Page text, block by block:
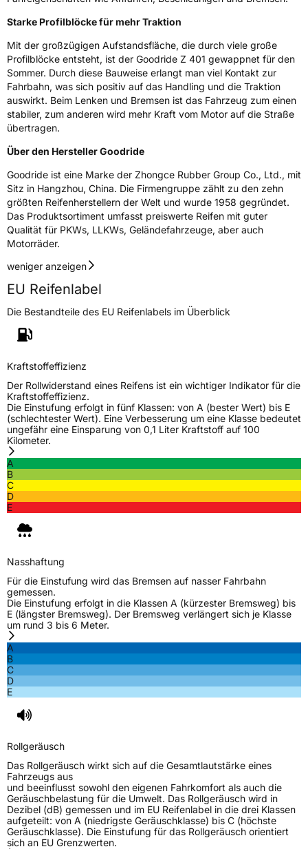
FahrzeugklasseC1
3PMSF / Schneeflockensymbol / Alpine-SymbolJa
EisgripNein
EPREL ID
587071
Allgemeine Produktsicherheit (GPSR)
30419 Hannover Nordrhein-Westfalen
Deutschland, leoliao@zc-rubber.com
Starke Profilblöcke für mehr Traktion
Mit der großzügigen Aufstandsfläche, die durch viele große
Profilblöcke entsteht, ist der Goodride Z 401 gewappnet für den
Sommer. Durch diese Bauweise erlangt man viel Kontakt zur
Fahrbahn, was sich positiv auf das Handling und die Traktion
auswirkt. Beim Lenken und Bremsen ist das Fahrzeug zum einen
stabiler, zum anderen wird mehr Kraft vom Motor auf die Straße
übertragen.
Über den Hersteller Goodride
Goodride ist eine Marke der Zhongce Rubber Group Co., Ltd., mit
Sitz in Hangzhou, China. Die Firmengruppe zählt zu den zehn
größten Reifenherstellern der Welt und wurde 1958 gegründet.
Das Produktsortiment umfasst preiswerte Reifen mit guter
Qualität für PKWs, LLKWs, Geländefahrzeuge, aber auch
Motorräder.
weniger anzeigen
EU Reifenlabel
Die Bestandteile des EU Reifenlabels im Überblick
Kraftstoffeffizienz
Der Rollwiderstand eines Reifens ist ein wichtiger Indikator für die
Kraftstoffeffizienz.
Die Einstufung erfolgt in fünf Klassen: von A (bester Wert) bis E
(schlechtester Wert). Eine Verbesserung um eine Klasse bedeutet
ungefähr eine Einsparung von 0,1 Liter Kraftstoff auf 100
Kilometer.
A
B
C
D
E
Nasshaftung
Für die Einstufung wird das Bremsen auf nasser Fahrbahn
gemessen.
Die Einstufung erfolgt in die Klassen A (kürzester Bremsweg) bis
E (längster Bremsweg). Der Bremsweg verlängert sich je Klasse
um rund 3 bis 6 Meter.
A
B
C
D
E
Rollgeräusch
Das Rollgeräusch wirkt sich auf die Gesamtlautstärke eines
Fahrzeugs aus
und beeinflusst sowohl den eigenen Fahrkomfort als auch die
Geräuschbelastung für die Umwelt. Das Rollgeräusch wird in
Dezibel (dB) gemessen und im EU Reifenlabel in die drei Klassen
aufgeteilt: von A (niedrigste Geräuschklasse) bis C (höchste
Geräuschklasse). Die Einstufung für das Rollgeräusch orientiert
sich an EU Grenzwerten.